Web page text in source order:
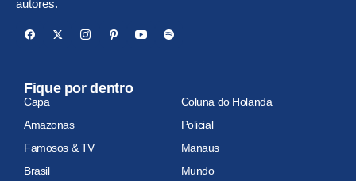
autores.
Fique por dentro
Capa
Coluna do Holanda
Amazonas
Policial
Famosos & TV
Manaus
Brasil
Mundo